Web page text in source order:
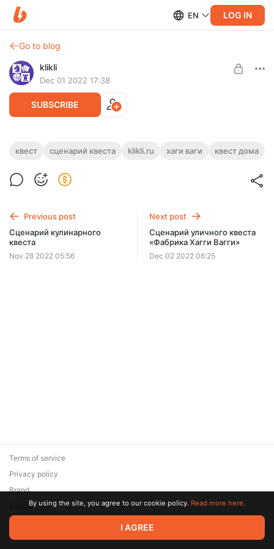
EN LOG IN
Go to blog
klikli
Dec 01 2022 17:38
SUBSCRIBE
Сценарий квеста «Логово Хагги Вагги»
Любителям компьютерной игры Poppy Playtime посвящен
сценарий домашнего квеста по поиску подарков или
квест сценарий квеста klikli.ru хаги ваги квест дома
Previous post
Сценарий кулинарного
квеста
Nov 28 2022 05:56
Next post
Сценарий уличного квеста
«Фабрика Хагги Вагги»
Dec 02 2022 06:25
© 2026 Zaya Solutions Limited. All rights reserved. All trademarks
are the property of their respective owners.
Terms of service
Privacy policy
Brand
SupportBy using the site, you agree to our cookie policy. Read more here.
I AGREE